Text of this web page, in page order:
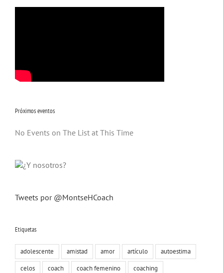
Próximos eventos
No Events on The List at This Time
Tweets por @MontseHCoach
Etiquetas
adolescente amistad amor artículo
autoestima
celos
coach coach femenino
coaching